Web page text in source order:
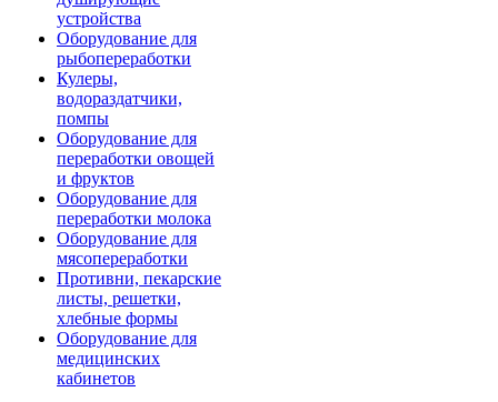
устройства
Оборудование для
рыбопереработки
Кулеры,
водораздатчики,
помпы
Оборудование для
переработки овощей
и фруктов
Оборудование для
переработки молока
Оборудование для
мясопереработки
Противни, пекарские
листы, решетки,
хлебные формы
Оборудование для
медицинских
кабинетов